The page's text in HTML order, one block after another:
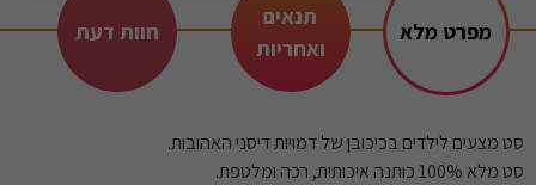
מפרט מלא
תנאים
ואחריות
חוות דעת
סט מצעים לילדים בכיכובן של דמויות דיסני האהובות.
סט מלא 100% כותנה איכותית, רכה ומלטפת.